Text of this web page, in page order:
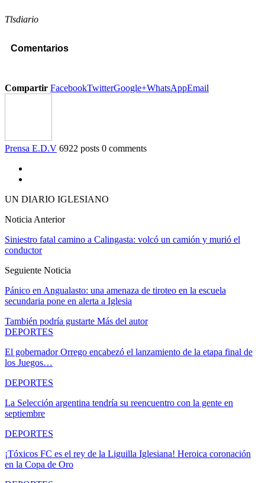
Tlsdiario
Comentarios
Compartir FacebookTwitterGoogle+WhatsAppEmail
Prensa E.D.V 6922 posts 0 comments
UN DIARIO IGLESIANO
Noticia Anterior
Siniestro fatal camino a Calingasta: volcó un camión y murió el
conductor
Seguiente Noticia
Pánico en Angualasto: una amenaza de tiroteo en la escuela
secundaria pone en alerta a Iglesia
También podría gustarte Más del autor
DEPORTES
El gobernador Orrego encabezó el lanzamiento de la etapa final de
los Juegos…
DEPORTES
La Selección argentina tendría su reencuentro con la gente en
septiembre
DEPORTES
¡Tóxicos FC es el rey de la Liguilla Iglesiana! Heroica coronación
en la Copa de Oro